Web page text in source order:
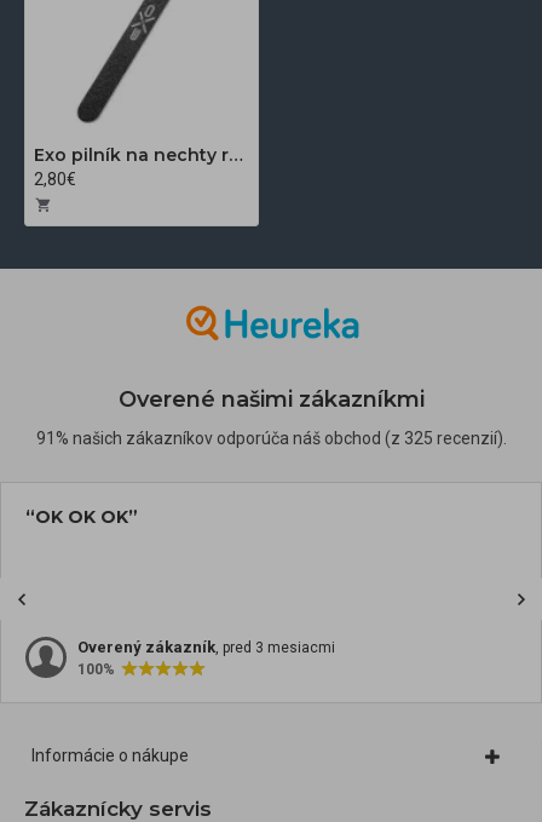
Exo pilník na nechty rovný 80/80 10 ks
2,80€
Overené našimi zákazníkmi
91% našich zákazníkov odporúča náš obchod (z 325 recenzií).
“OK OK OK”
Overený zákazník, pred 3 mesiacmi
100%
Informácie o nákupe
Zákaznícky servis